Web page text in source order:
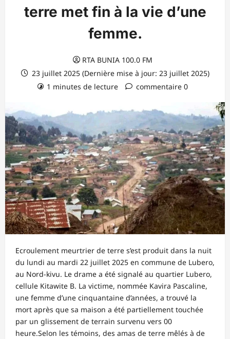
terre met fin à la vie d’une
femme.
RTA BUNIA 100.0 FM
23 juillet 2025 (Dernière mise à jour: 23 juillet 2025)
1 minutes de lecture
commentaire 0
Ecroulement meurtrier de terre s’est produit dans la nuit
du lundi au mardi 22 juillet 2025 en commune de Lubero,
au Nord-kivu. Le drame a été signalé au quartier Lubero,
cellule Kitawite B. La victime, nommée Kavira Pascaline,
une femme d’une cinquantaine d’années, a trouvé la
mort après que sa maison a été partiellement touchée
par un glissement de terrain survenu vers 00
heure.Selon les témoins, des amas de terre mêlés à de